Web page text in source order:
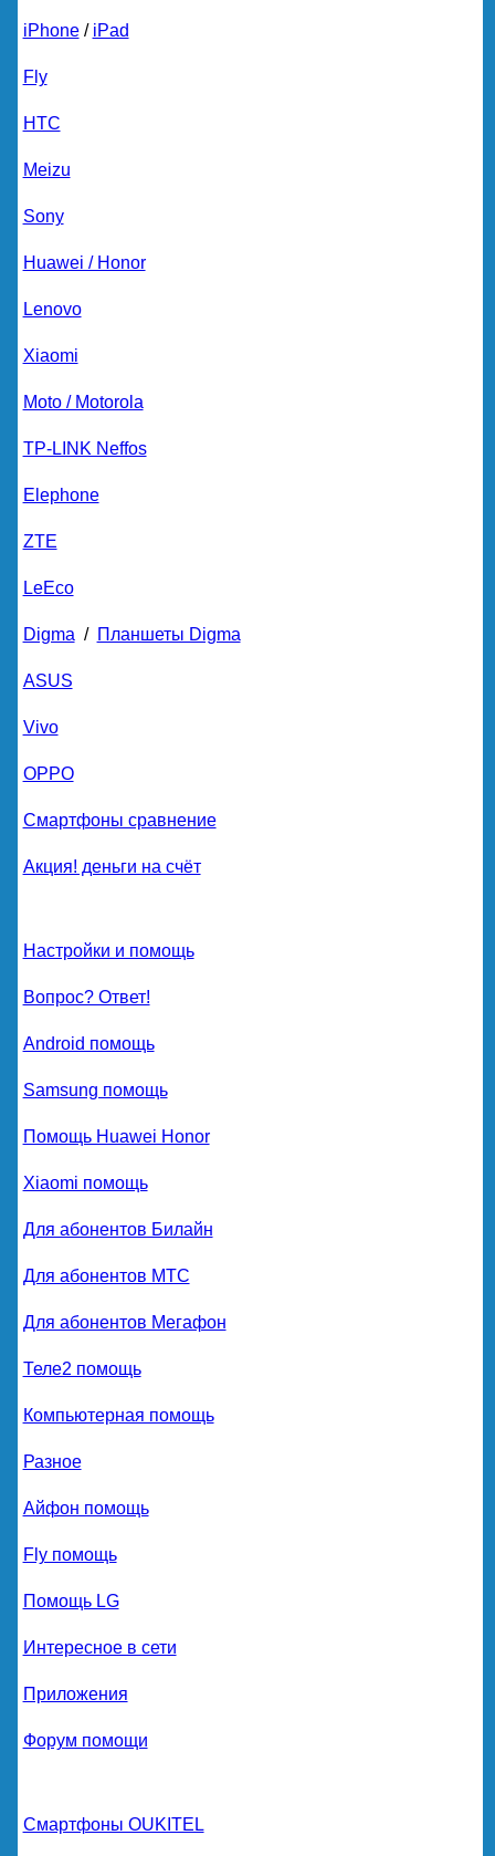
iPhone/ iPad
Fly
HTC
Meizu
Sony
Huawei / Honor
Lenovo
Xiaomi
Moto / Motorola
TP-LINK Neffos
Elephone
ZTE
LeEco
Digma/ Планшеты Digma
ASUS
Vivo
OPPO
Смартфоны сравнение
Акция! деньги на счёт
Настройки и помощь
Вопрос? Ответ!
Android помощь
Samsung помощь
Помощь Huawei Honor
Xiaomi помощь
Для абонентов Билайн
Для абонентов МТС
Для абонентов Мегафон
Теле2 помощь
Компьютерная помощь
Разное
Айфон помощь
Fly помощь
Помощь LG
Интересное в сети
Приложения
Форум помощи
Смартфоны OUKITEL